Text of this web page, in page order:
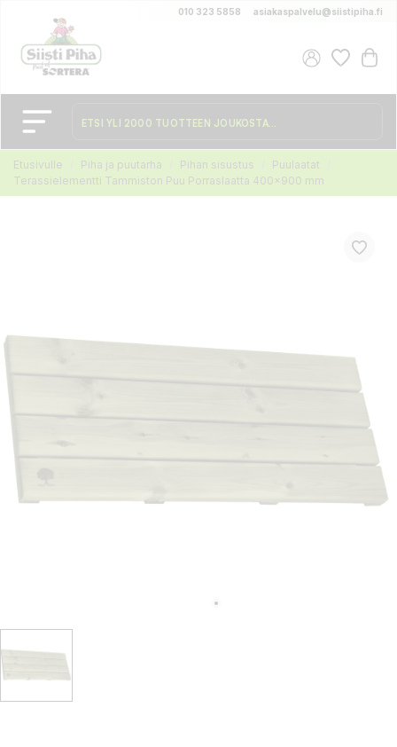
010 323 5858 asiakaspalvelu@siistipiha.fi
Etusivulle Piha ja puutarha Pihan sisustus
Puulaatat
Terassielementti Tammiston Puu Porraslaatta 400x900 mm